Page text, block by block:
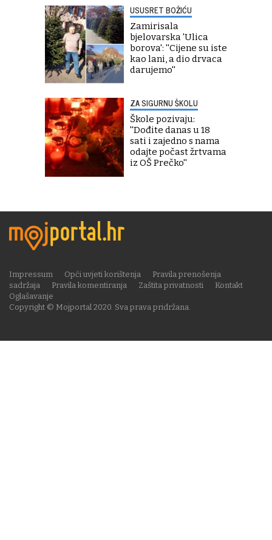
USUSRET BOŽIĆU
Zamirisala
bjelovarska 'Ulica
borova': ''Cijene su iste
kao lani, a dio drvaca
darujemo''
ZA SIGURNU ŠKOLU
Škole pozivaju:
''Dođite danas u 18
sati i zajedno s nama
odajte počast žrtvama
iz OŠ Prečko''
Copyright © Mojportal 2020. Sva prava pridržana.
Impressum Opći uvjeti korištenja
Pravila prenošenja
sadržaja
Pravila komentiranja Zaštita privatnosti
Kontakt
Oglašavanje